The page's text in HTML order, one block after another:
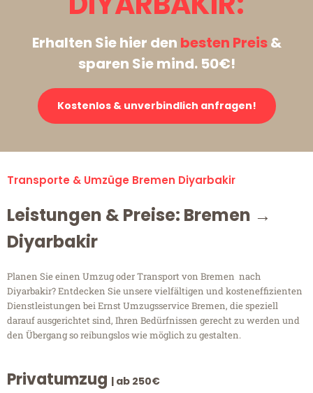
Erhalten Sie hier den besten Preis&
sparen Sie mind. 50€!
Kostenlos & unverbindlich anfragen!
Transporte & Umzüge Bremen Diyarbakir
Leistungen & Preise: Bremen →
Diyarbakir
Planen Sie einen Umzug oder Transport von Bremen nach
Diyarbakir? Entdecken Sie unsere vielfältigen und kosteneffizienten
Dienstleistungen bei Ernst Umzugsservice Bremen, die speziell
darauf ausgerichtet sind, Ihren Bedürfnissen gerecht zu werden und
den Übergang so reibungslos wie möglich zu gestalten.
Privatumzug | ab 250€